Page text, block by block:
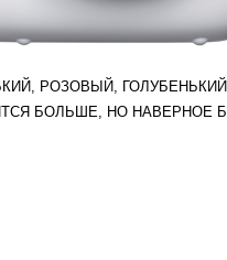
РОЗОВЫЙ,
БОЛЬШЕ, НО НАВЕРНОЕ